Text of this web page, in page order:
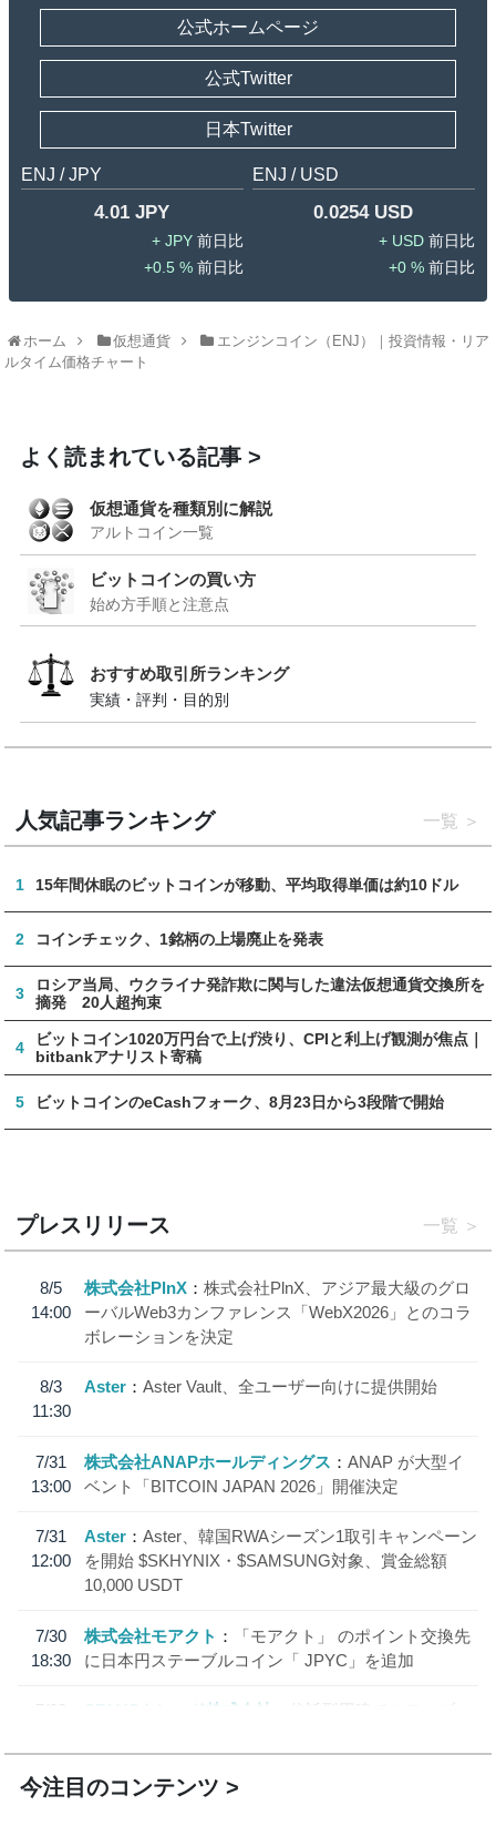
公式ホームページ
公式Twitter
日本Twitter
ENJ / JPY
4.01 JPY
JPY
0.5 %
ENJ / USD
0.0254 USD
USD
0 %
ホーム 仮想通貨
エンジンコイン（ENJ）｜投資情報・リア
ルタイム価格チャート
よく読まれている記事
仮想通貨を種類別に解説
アルトコイン一覧
ビットコインの買い方
始め方手順と注意点
おすすめ取引所ランキング
実績・評判・目的別
人気記事ランキング 一覧
1 15年間休眠のビットコインが移動、平均取得単価は約10ドル
2 コインチェック、1銘柄の上場廃止を発表
3
ロシア当局、ウクライナ発詐欺に関与した違法仮想通貨交換所を
摘発 20人超拘束
4
ビットコイン1020万円台で上げ渋り、CPIと利上げ観測が焦点｜
bitbankアナリスト寄稿
5 ビットコインのeCashフォーク、8月23日から3段階で開始
プレスリリース 一覧
8/5
14:00
株式会社PlnX
株式会社PlnX、アジア最大級のグロ
ーバルWeb3カンファレンス「WebX2026」とのコラ
ボレーションを決定
8/3
11:30
Aster Aster Vault、全ユーザー向けに提供開始
7/31
13:00
株式会社ANAPホールディングス
ANAP が大型イ
ベント「BITCOIN JAPAN 2026」開催決定
7/31
12:00
Aster
Aster、韓国RWAシーズン1取引キャンペーン
を開始 $SKHYNIX・$SAMSUNG対象、賞金総額
10,000 USDT
7/30
18:30
株式会社モアクト
「モアクト」 のポイント交換先
に日本円ステーブルコイン「 JPYC」を追加
7/29
SBI VCトレード株式会社
信託型円建てステーブル
今注目のコンテンツ